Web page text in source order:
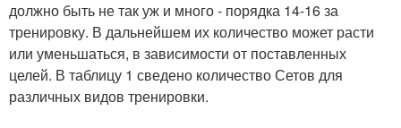
должно быть не так уж и много - порядка 14-16 за
тренировку. В дальнейшем их количество может расти
или уменьшаться, в зависимости от поставленных
целей. В таблицу 1 сведено количество Сетов для
различных видов тренировки.